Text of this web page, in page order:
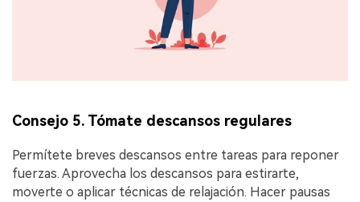
Consejo 5. Tómate descansos regulares
Permítete breves descansos entre tareas para reponer
fuerzas. Aprovecha los descansos para estirarte,
moverte o aplicar técnicas de relajación. Hacer pausas